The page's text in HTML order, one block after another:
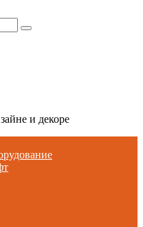
и декоре